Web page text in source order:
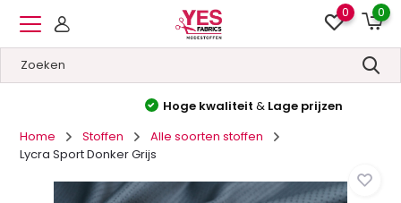
0 0
Hoge kwaliteit&Lage prijzen
Home
Stoffen
Alle soorten stoffen
Lycra Sport Donker Grijs